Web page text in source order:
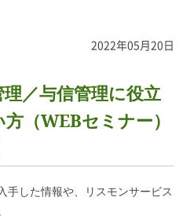
2022年05月20日
／与信管理に役立
（WEBセミナー）
手した情報や、リスモンサービス